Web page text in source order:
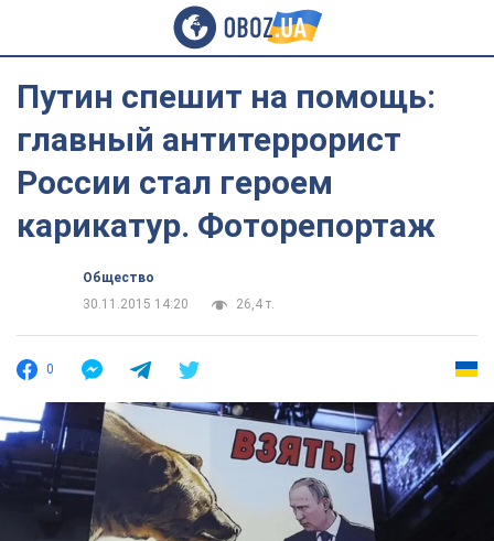
Путин спешит на помощь:
главный антитеррорист
России стал героем
карикатур. Фоторепортаж
Общество
30.11.2015 14:20
26,4 т.
0